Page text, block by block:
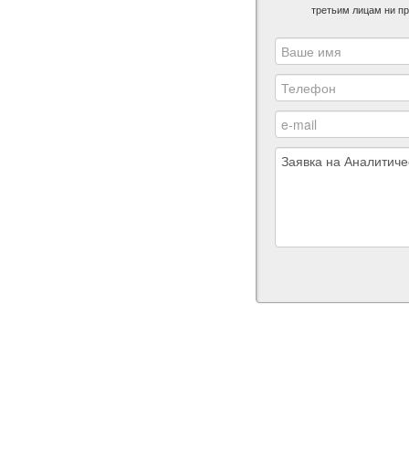
третьим лицам ни